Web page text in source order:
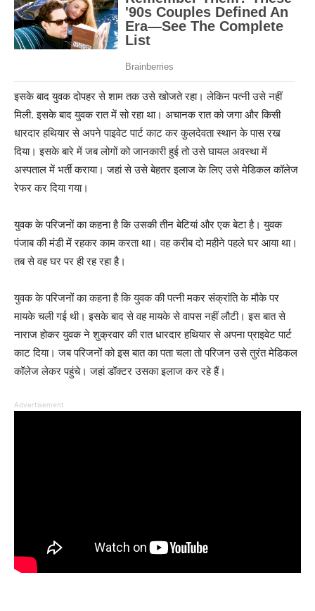
इसके बाद युवक दोपहर से शाम तक उसे खोजते रहा। लेकिन पत्नी उसे नहीं
मिली. इसके बाद युवक रात में सो रहा था। अचानक रात को जगा और किसी
धारदार हथियार से अपने पाइवेट पार्ट काट कर कुलदेवता स्थान के पास रख
दिया। इसके बारे में जब लोगों को जानकारी हुई तो उसे घायल अवस्था में
अस्पताल में भर्ती कराया। जहां से उसे बेहतर इलाज के लिए उसे मेडिकल कॉलेज
रेफर कर दिया गया।
युवक के परिजनों का कहना है कि उसकी तीन बेटियां और एक बेटा है। युवक
पंजाब की मंडी में रहकर काम करता था। वह करीब दो महीने पहले घर आया था।
तब से वह घर पर ही रह रहा है।
युवक के परिजनों का कहना है कि युवक की पत्नी मकर संक्रांति के मौके पर
मायके चली गई थी। इसके बाद से वह मायके से वापस नहीं लौटी। इस बात से
नाराज होकर युवक ने शुक्रवार की रात धारदार हथियार से अपना प्राइवेट पार्ट
काट दिया। जब परिजनों को इस बात का पता चला तो परिजन उसे तुरंत मेडिकल
कॉलेज लेकर पहुंचे। जहां डॉक्टर उसका इलाज कर रहे हैं।
Advertisement